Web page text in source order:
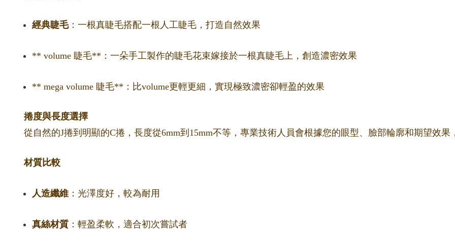
經典睫毛：一根真睫毛搭配一根人工睫毛，打造自然效果
** volume 睫毛**：一朵手工製作的睫毛花束嫁接於一根真睫毛上，創造濃密效果
** mega volume 睫毛**：比volume更輕更細，實現極致濃密卻輕盈的效果
捲度與長度選擇
從自然的J捲到明顯的C捲，長度從6mm到15mm不等，專業技術人員會根據您的眼型、臉部輪廓和期望效果
材質比較
人造纖維 ：光澤度好，較為耐用
真絲材質 ：輕盈柔軟，適合初次嘗試者